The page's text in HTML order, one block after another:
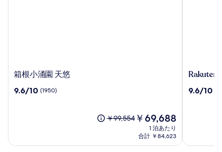
箱
小
箱根小涌園 天悠
10
件
9.6/10 (1950)
以
料
￥99,554現
の
￥69,688
1 泊あたり
合計 ￥84,623
Rakuten
谷
Rakuten
10
件
9.6/10